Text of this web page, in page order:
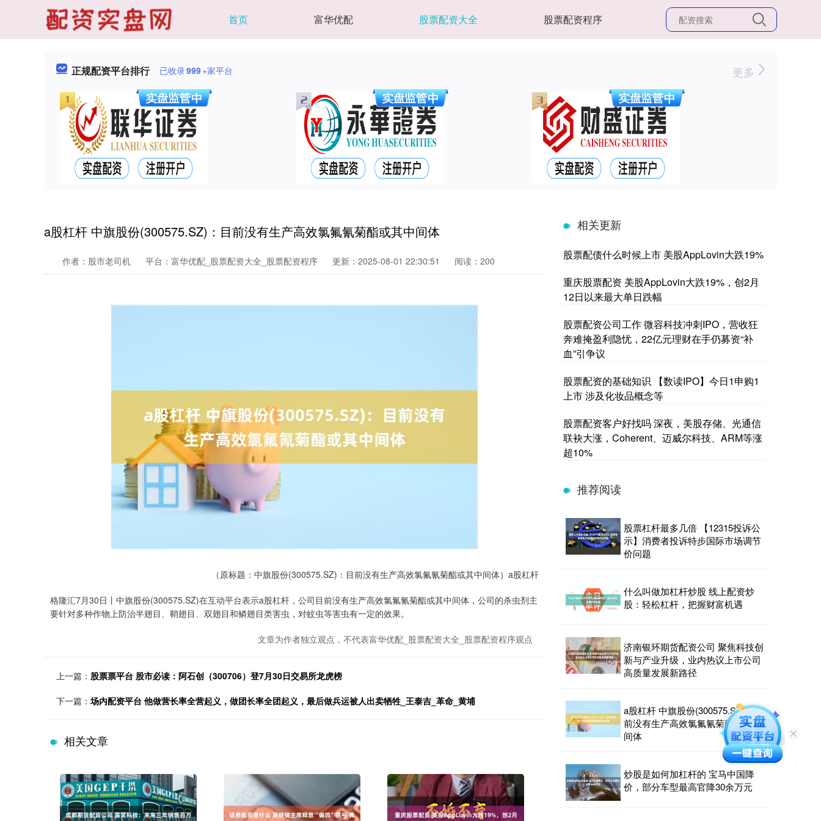
首页 富华优配 股票配资大全 股票配资程序
正规配资平台排行 已收录999+家平台 更多
a股杠杆 中旗股份(300575.SZ)：目前没有生产高效氯氟氰菊酯或其中间体
作者：股市老司机 平台：富华优配_股票配资大全_股票配资程序 更新：2025-08-01 22:30:51 阅读：200
（原标题：中旗股份(300575.SZ)：目前没有生产高效氯氟氰菊酯或其中间体）a股杠杆
格隆汇7月30日丨中旗股份(300575.SZ)在互动平台表示a股杠杆，公司目前没有生产高效氯氟氰菊酯或其中间体，公司的杀虫剂主
要针对多种作物上防治半翅目、鞘翅目、双翅目和鳞翅目类害虫，对蚊虫等害虫有一定的效果。
文章为作者独立观点，不代表富华优配_股票配资大全_股票配资程序观点
上一篇： 股票票平台 股市必读：阿石创（300706）登7月30日交易所龙虎榜
下一篇：场内配资平台 他做营长率全营起义，做团长率全团起义，最后做兵运被人出卖牺牲_王泰吉_革命_黄埔
相关文章
相关更新
股票配债什么时候上市 美股AppLovin大跌19%
重庆股票配资 美股AppLovin大跌19%，创2月
12日以来最大单日跌幅
股票配资公司工作 微容科技冲刺IPO，营收狂
奔难掩盈利隐忧，22亿元理财在手仍募资“补
血”引争议
股票配资的基础知识 【数读IPO】今日1申购1
上市 涉及化妆品概念等
股票配资客户好找吗 深夜，美股存储、光通信
联袂大涨，Coherent、迈威尔科技、ARM等涨
超10%
推荐阅读
股票杠杆最多几倍 【12315投诉公
示】消费者投诉特步国际市场调节
价问题
什么叫做加杠杆炒股 线上配资炒
股：轻松杠杆，把握财富机遇
济南银环期货配资公司 聚焦科技创
新与产业升级，业内热议上市公司
高质量发展新路径
a股杠杆 中旗股份(300575.SZ)：目
前没有生产高效氯氟氰菊酯或其中
间体
炒股是如何加杠杆的 宝马中国降
价，部分车型最高官降30余万元